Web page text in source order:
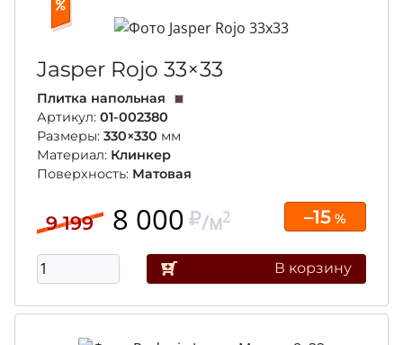
Jasper Rojo 33×33
Плитка напольная
Артикул: 01-002380
Размеры: 330×330 мм
Материал: Клинкер
Поверхность: Матовая
9 199 8 000 /м2 –15 %
В корзину